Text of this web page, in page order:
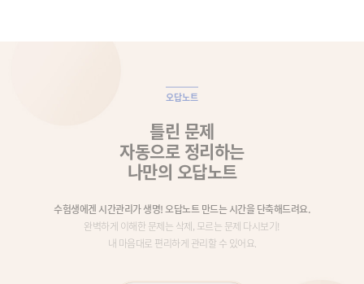
오답노트
틀린 문제
자동으로 정리하는
나만의 오답노트
수험생에겐 시간관리가 생명! 오답노트 만드는 시간을 단축해드려요.
완벽하게 이해한 문제는 삭제, 모르는 문제 다시보기!
내 마음대로 편리하게 관리할 수 있어요.